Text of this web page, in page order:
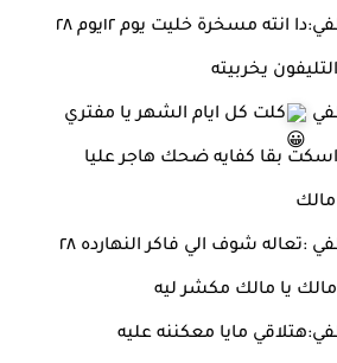
انته مسخرة خليت يوم ١٢يوم ٢٨
يخربيته
كلت كل ايام الشهر يا مفتري
بقا كفايه ضحك هاجر عليا
:تعاله شوف الي فاكر النهارده ٢٨
يا مالك مكشر ليه
مايا معكننه عليه